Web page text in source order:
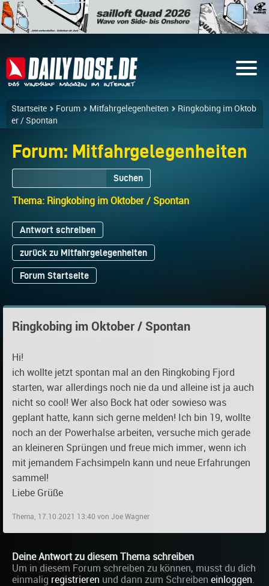
Startseite Forum Mitfahrgelegenheiten
Ringkobing im Oktob
er / Spontan
Forum: Mitfahrgelegenheiten
Suchen
Thema: Ringkobing im Oktober / Spontan
Antwort schreiben
zurück zu Mitfahrgelegenheiten
Forum Startseite
Ringkobing im Oktober / Spontan
Hi!
ich wollte jetzt spontan mal an den Ringkobing Fjord
starten, war allerdings noch nie da und alleine ist ja auch
nicht so cool! Wer also Bock hat oder sowieso was
geplant hatte, kann sich gerne melden! Ich bin 19, wollte
noch an der Powerhalse arbeiten, versuche mich gerade
an kleineren Sprüngen und freue mich immer, wenn ich
mit jemandem Fachsimpeln kann und neue Erfahrungen
sammel!
Liebe Grüße
Thema, 17.10.2021 13:40 von Joe Wagner
Deine Antwort zu diesem Thema schreiben
Um in diesem Forum schreiben zu können, musst du dich
einmalig registrieren und dann zum Schreiben einloggen.